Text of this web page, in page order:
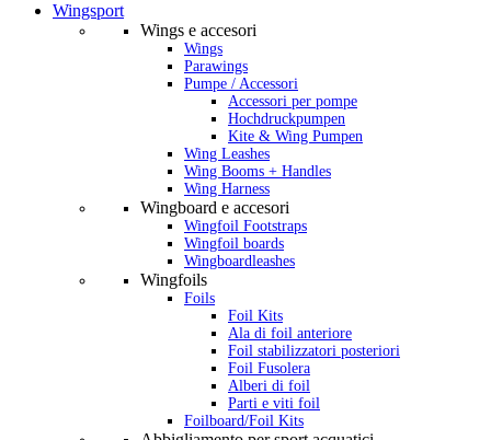
Wingsport
Wings e accesori
Wings
Parawings
Pumpe / Accessori
Accessori per pompe
Hochdruckpumpen
Kite & Wing Pumpen
Wing Leashes
Wing Booms + Handles
Wing Harness
Wingboard e accesori
Wingfoil Footstraps
Wingfoil boards
Wingboardleashes
Wingfoils
Foils
Foil Kits
Ala di foil anteriore
Foil stabilizzatori posteriori
Foil Fusolera
Alberi di foil
Parti e viti foil
Foilboard/Foil Kits